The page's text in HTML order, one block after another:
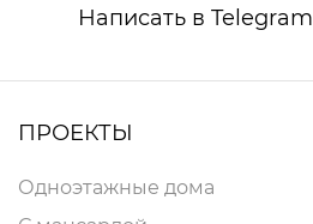
Написать в Telegram
ПРОЕКТЫ
Одноэтажные дома